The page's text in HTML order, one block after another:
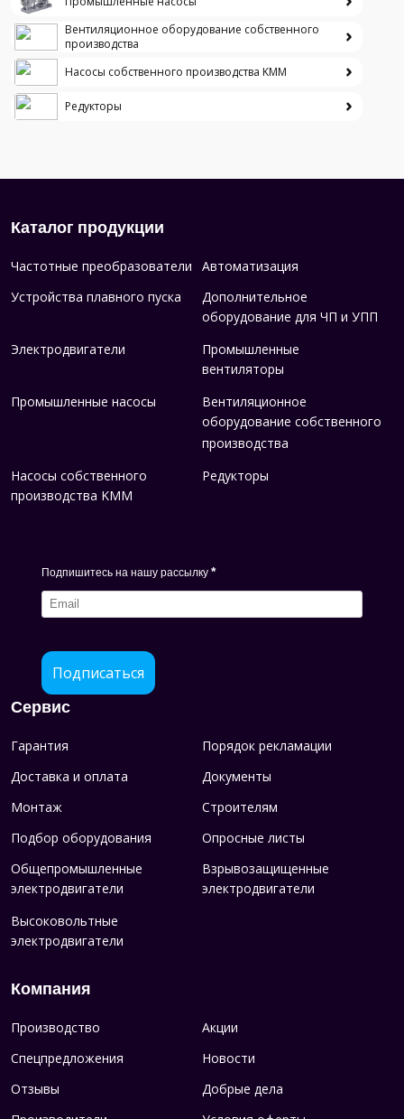
Вентиляционное оборудование собственного
производства
Насосы собственного производства KMM
Редукторы
Каталог продукции
Частотные преобразователи
Автоматизация
Устройства плавного пуска
Дополнительное
оборудование для ЧП и УПП
Электродвигатели Промышленные
вентиляторы
Промышленные насосы Вентиляционное
оборудование собственного
производства
Насосы собственного
производства KMM
Редукторы
Подпишитесь на нашу рассылку *
Подписаться
Сервис
Гарантия
Порядок рекламации
Доставка и оплата
Документы
Монтаж
Строителям
Подбор оборудования
Опросные листы
Общепромышленные
электродвигатели
Взрывозащищенные
электродвигатели
Высоковольтные
электродвигатели
Компания
Производство
Акции
Спецпредложения
Новости
Отзывы
Добрые дела